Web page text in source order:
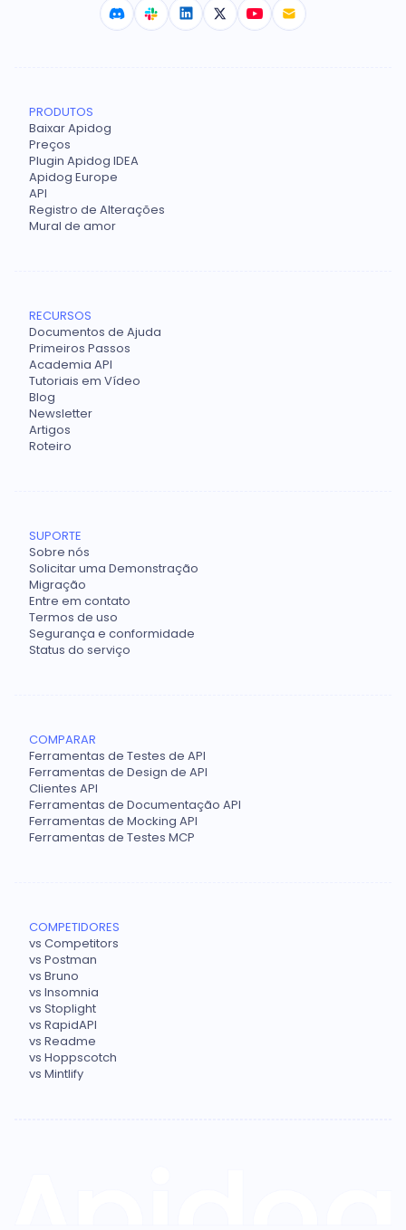
PRODUTOS
Baixar Apidog
Preços
Plugin Apidog IDEA
Apidog Europe
API
Registro de Alterações
Mural de amor
RECURSOS
Documentos de Ajuda
Primeiros Passos
Academia API
Tutoriais em Vídeo
Blog
Newsletter
Artigos
Roteiro
SUPORTE
Sobre nós
Solicitar uma Demonstração
Migração
Entre em contato
Termos de uso
Segurança e conformidade
Status do serviço
COMPARAR
Ferramentas de Testes de API
Ferramentas de Design de API
Clientes API
Ferramentas de Documentação API
Ferramentas de Mocking API
Ferramentas de Testes MCP
COMPETIDORES
vs Competitors
vs Postman
vs Bruno
vs Insomnia
vs Stoplight
vs RapidAPI
vs Readme
vs Hoppscotch
vs Mintlify